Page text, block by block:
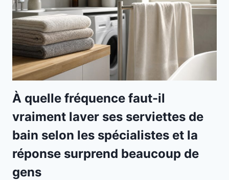
À quelle fréquence faut-il
vraiment laver ses serviettes de
bain selon les spécialistes et la
réponse surprend beaucoup de
gens